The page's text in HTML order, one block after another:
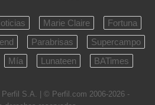
Marie Claire
Fortuna
Parabrisas
Supercampo
Mía Lunateen BATimes
S.A.
| © Perfil.com 2006-2026 -